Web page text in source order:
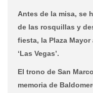
Antes de la misa, se
de las rosquillas y
fiesta, la Plaza
‘Las Vegas’.
El trono de San
memoria de